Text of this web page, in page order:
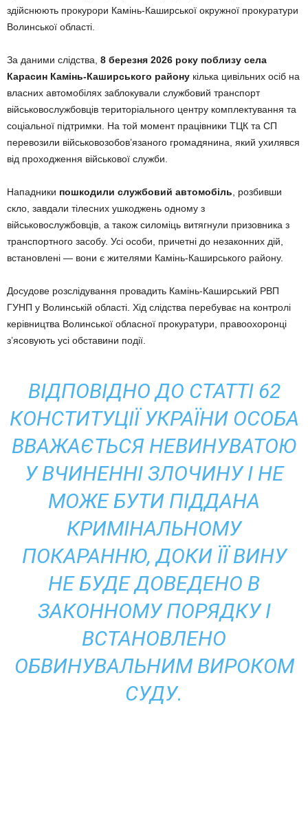
здійснюють прокурори Камінь-Каширської окружної прокуратури
Волинської області.
За даними слідства, 8 березня 2026 року поблизу села
Карасин Камінь-Каширського району кілька цивільних осіб на
власних автомобілях заблокували службовий транспорт
військовослужбовців територіального центру комплектування та
соціальної підтримки. На той момент працівники ТЦК та СП
перевозили військовозобов’язаного громадянина, який ухилявся
від проходження військової служби.
Нападники пошкодили службовий автомобіль , розбивши
скло, завдали тілесних ушкоджень одному з
військовослужбовців, а також силоміць витягнули призовника з
транспортного засобу. Усі особи, причетні до незаконних дій,
встановлені — вони є жителями Камінь-Каширського району.
Досудове розслідування провадить Камінь-Каширський РВП
ГУНП у Волинській області. Хід слідства перебуває на контролі
керівництва Волинської обласної прокуратури, правоохоронці
з’ясовують усі обставини події.
ВІДПОВІДНО ДО СТАТТІ 62
КОНСТИТУЦІЇ УКРАЇНИ ОСОБА
ВВАЖАЄТЬСЯ НЕВИНУВАТОЮ
У ВЧИНЕННІ ЗЛОЧИНУ І НЕ
МОЖЕ БУТИ ПІДДАНА
КРИМІНАЛЬНОМУ
ПОКАРАННЮ, ДОКИ ЇЇ ВИНУ
НЕ БУДЕ ДОВЕДЕНО В
ЗАКОННОМУ ПОРЯДКУ І
ВСТАНОВЛЕНО
ОБВИНУВАЛЬНИМ ВИРОКОМ
СУДУ.